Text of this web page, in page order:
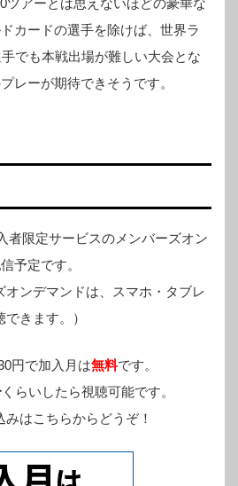
ツアーとは思えないほどの豪華な
カードの選手を除けば、世界ラ
でも本戦出場が難しい大会とな
レーが期待できそうです。
者限定サービスのメンバーズオン
予定です。
オンデマンドは、スマホ・タブレ
きます。）
円で加入月は無料です。
くらいしたら視聴可能です。
みはこちらからどうぞ！